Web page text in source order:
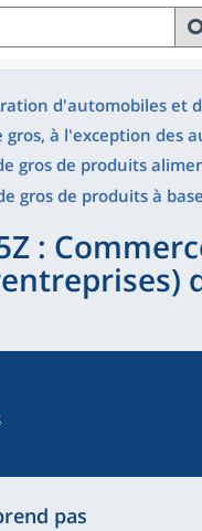
d'automobiles et
gros, à l'exception des
gros de produits
gros de produits à
:
pas